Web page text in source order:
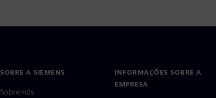
SOBRE A SIEMENS
Sobre nós
INFORMAÇÕES SOBRE A
EMPRESA